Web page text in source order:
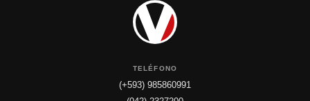
TELÉFONO
(+593) 985860991